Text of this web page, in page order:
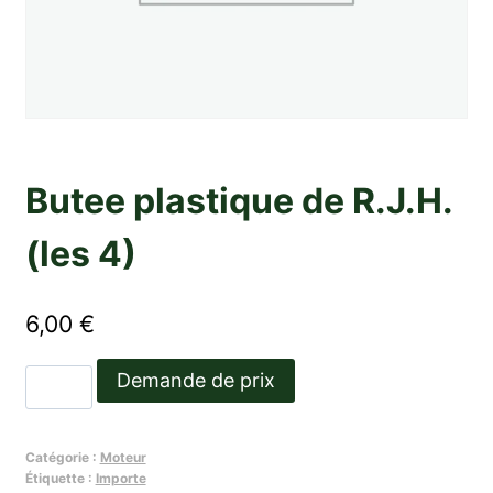
Butee plastique de R.J.H.
(les 4)
6,00 €
de
plastique
Demande de prix
Catégorie : Moteur
Étiquette : Importe